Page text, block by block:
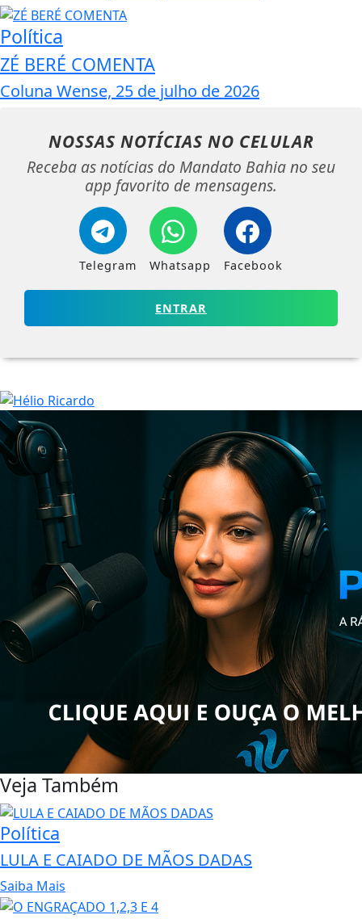
Política
ZÉ BERÉ COMENTA
Coluna Wense, 25 de julho de 2026
NOSSAS NOTÍCIAS NO CELULAR
Receba as notícias do Mandato Bahia no seu
app favorito de mensagens.
Telegram Whatsapp Facebook
ENTRAR
Veja Também
Política
LULA E CAIADO DE MÃOS DADAS
Saiba Mais